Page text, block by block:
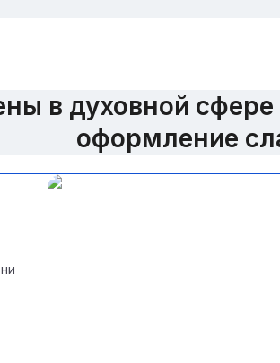
в духовной
оформление